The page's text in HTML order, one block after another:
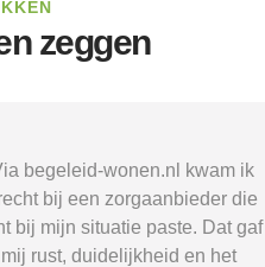
zeggen
hulp van begeleid-wonen.nl
vond ik een passende
die aansloot bij wat
had. De begeleiding heeft